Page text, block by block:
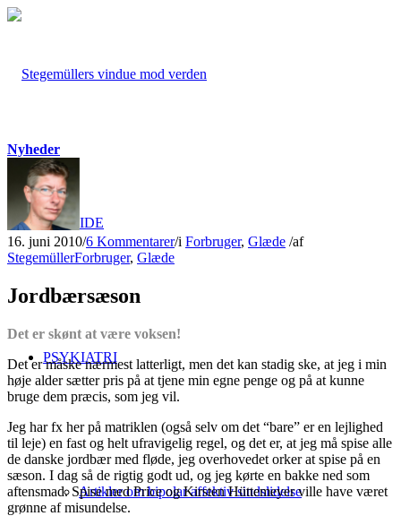
FORSIDE
PSYKIATRI
Artikler om bipolar affektiv sindslidelse
Nyheder
16. juni 2010/6 Kommentarer/i Forbruger, Glæde /af
StegemüllerForbruger, Glæde
Jordbærsæson
Det er skønt at være voksen!
Det er måske nærmest latterligt, men det kan stadig ske, at jeg i min
høje alder sætter pris på at tjene min egne penge og på at kunne
bruge dem præcis, som jeg vil.
Jeg har fx her på matriklen (også selv om det “bare” er en lejlighed
til leje) en fast og helt ufravigelig regel, og det er, at jeg må spise alle
de danske jordbær med fløde, jeg overhovedet orker at spise på en
sæson. I dag så de rigtig godt ud, og jeg kørte en bakke ned som
aftensmad. Spise med Price og Kirsten Hüttemeyer ville have været
grønne af misundelse.